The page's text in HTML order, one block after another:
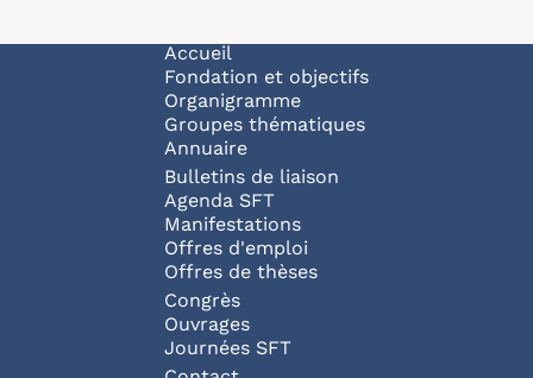
Navigation principale
Accueil
Fondation et objectifs
Organigramme
Groupes thématiques
Annuaire
Bulletins de liaison
Agenda SFT
Manifestations
Offres d'emploi
Offres de thèses
Congrès
Ouvrages
Journées SFT